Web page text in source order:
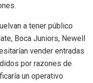
a tener público
Boca Juniors, Newell
vender entradas
por razones de
un operativo